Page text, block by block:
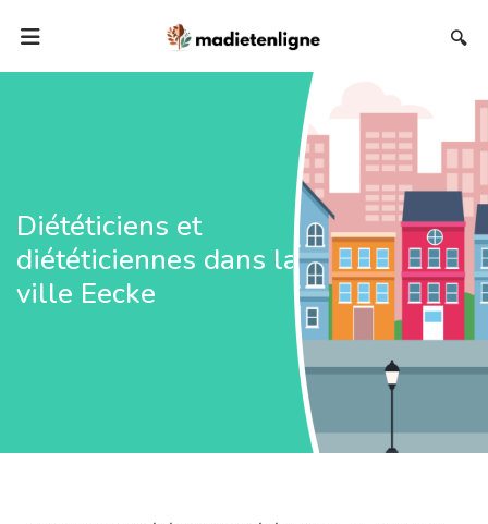
🔍
Diététiciens et
diététiciennes dans la
ville Eecke